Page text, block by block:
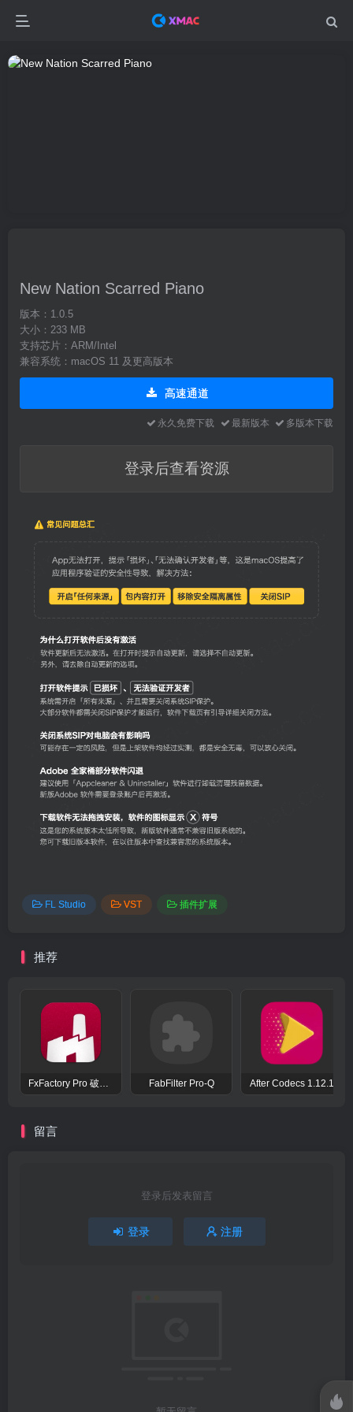
New Nation Scarred Piano
版本：1.0.5
大小：233 MB
支持芯片：ARM/Intel
兼容系统：macOS 11 及更高版本
高速通道
永久免费下载 最新版本 多版本下载
登录后查看资源
FL Studio VST 插件扩展
推荐
FxFactory Pro 破解版 视觉效果插件工具包 FabFilter Pro-Q After Codecs 1.12.1
留言
登录后发表留言
登录 注册